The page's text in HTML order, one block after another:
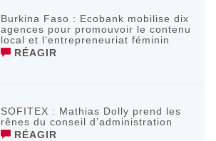
Burkina Faso : Ecobank mobilise dix
agences pour promouvoir le contenu
local et l’entrepreneuriat féminin
RÉAGIR
SOFITEX : Mathias Dolly prend les
rênes du conseil d’administration
RÉAGIR